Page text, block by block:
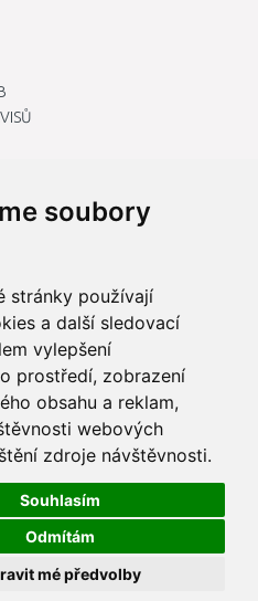
soubory
stránky používají
a další sledovací
vylepšení
prostředí, zobrazení
obsahu a reklam,
webových
zdroje návštěvnosti.
Souhlasím
Odmítám
mé předvolby
je prodávající povinen vystavit
zaevidovat přijatou tržbu u
výpadku pak nejpozději
hodin.